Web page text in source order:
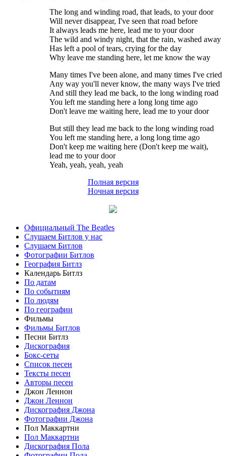
The long and winding road, that leads, to your door
Will never disappear, I've seen that road before
It always leads me here, lead me to your door
The wild and windy night, that the rain, washed away
Has left a pool of tears, crying for the day
Why leave me standing here, let me know the way
Many times I've been alone, and many times I've cried
Any way you'll never know, the many ways I've tried
And still they lead me back, to the long winding road
You left me standing here a long long time ago
Don't leave me waiting here, lead me to your door
But still they lead me back to the long winding road
You left me standing here, a long long time ago
Don't keep me waiting here (Don't keep me wait),
lead me to your door
Yeah, yeah, yeah, yeah
Полная версия
Ночная версия
Официальный The Beatles
Слушаем Битлов у нас
Слушаем Битлов
Фотографии Битлов
География Битлз
Календарь Битлз
По датам
По событиям
По людям
По географии
Фильмы
Фильмы Битлов
Песни Битлз
Дискография
Бокс-сеты
Список песен
Тексты песен
Авторы песен
Джон Леннон
Джон Леннон
Дискография Джона
Фотографии Джона
Пол Маккартни
Пол Маккартни
Дискография Пола